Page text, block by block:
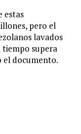
estas
pero el
lavados
tiempo supera
el documento.